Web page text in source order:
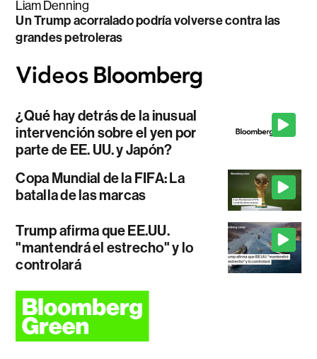
Liam Denning
Un Trump acorralado podría volverse contra las
grandes petroleras
¿Qué hay detrás de la inusual
intervención sobre el yen por
parte de EE. UU. y Japón?
Copa Mundial de la FIFA: La
batalla de las marcas
Trump afirma que EE.UU.
"mantendrá el estrecho" y lo
controlará